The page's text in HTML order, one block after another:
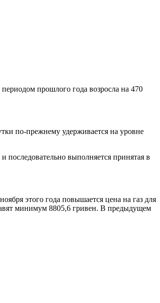
прошлого года возросла на 470
по-прежнему удерживается на уровне
выполняется принятая в
этого года повышается цена на газ для
минимум 8805,6 гривен. В предыдущем